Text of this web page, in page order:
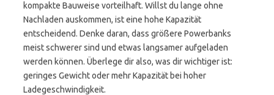
kompakte Bauweise vorteilhaft. Willst du lange ohne
Nachladen auskommen, ist eine hohe Kapazität
entscheidend. Denke daran, dass größere Powerbanks
meist schwerer sind und etwas langsamer aufgeladen
werden können. Überlege dir also, was dir wichtiger ist:
geringes Gewicht oder mehr Kapazität bei hoher
Ladegeschwindigkeit.